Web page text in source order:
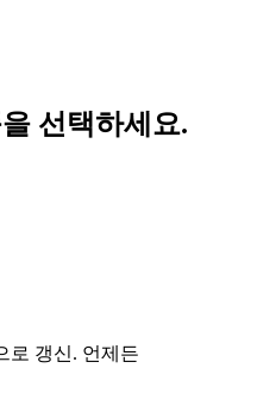
선택하세요.
로 갱신. 언제든